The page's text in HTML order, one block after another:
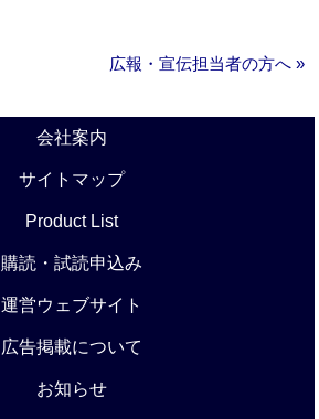
広報・宣伝担当者の方へ »
会社案内
サイトマップ
Product List
購読・試読申込み
運営ウェブサイト
広告掲載について
お知らせ